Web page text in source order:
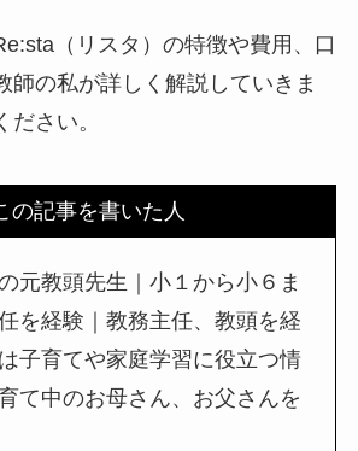
（リスタ）の特徴や費用、口
師の私が詳しく解説していきま
さい。
の記事を書いた人
元教頭先生｜小１から小６ま
を経験｜教務主任、教頭を経
子育てや家庭学習に役立つ情
て中のお母さん、お父さんを